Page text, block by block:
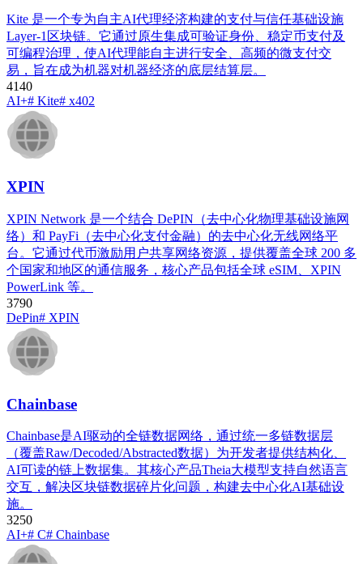
Kite 是一个专为自主AI代理经济构建的支付与信任基础设施
Layer-1区块链。它通过原生集成可验证身份、稳定币支付及
可编程治理，使AI代理能自主进行安全、高频的微支付交
易，旨在成为机器对机器经济的底层结算层。
4140
AI+# Kite# x402
XPIN
XPIN Network 是一个结合 DePIN（去中心化物理基础设施网
络）和 PayFi（去中心化支付金融）的去中心化无线网络平
台。它通过代币激励用户共享网络资源，提供覆盖全球 200 多
个国家和地区的通信服务，核心产品包括全球 eSIM、XPIN
PowerLink 等。
3790
DePin# XPIN
Chainbase
Chainbase是AI驱动的全链数据网络，通过统一多链数据层
（覆盖Raw/Decoded/Abstracted数据）为开发者提供结构化、
AI可读的链上数据集。其核心产品Theia大模型支持自然语言
交互，解决区块链数据碎片化问题，构建去中心化AI基础设
施。
3250
AI+# C# Chainbase